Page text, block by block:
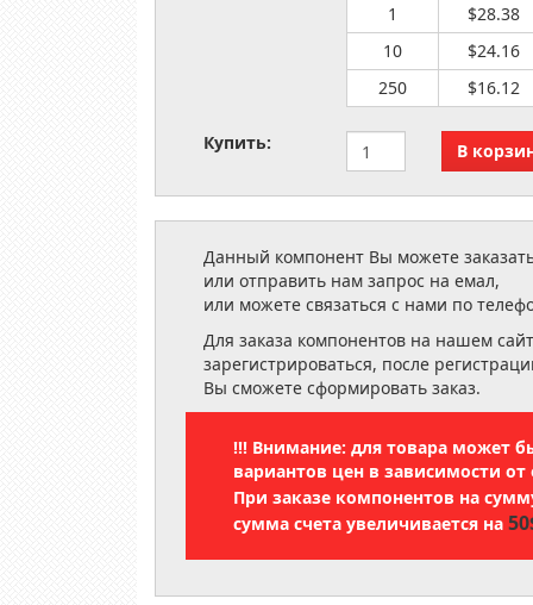
1
$28.38
10
$24.16
250
$16.12
Купить:
Данный компонент Вы можете
или отправить нам запрос на емал,
или можете связаться с нами по
Для заказа компонентов на нашем
зарегистрироваться, после
Вы сможете сформировать заказ.
!!! Внимание: для товара может
вариантов цен в зависимости от
При заказе компонентов на
сумма счета увеличивается на